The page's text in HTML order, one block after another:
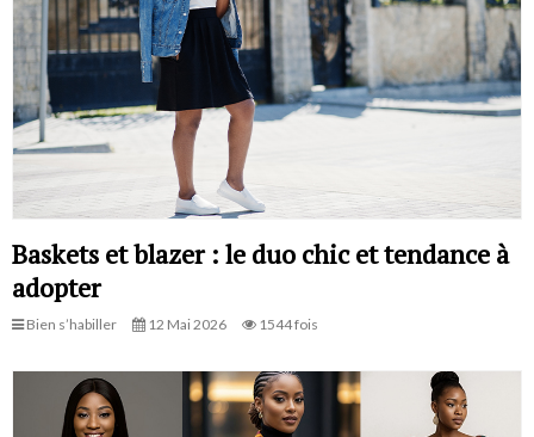
Baskets et blazer : le duo chic et tendance à
adopter
Bien s’habiller 12 Mai 2026 1544 fois